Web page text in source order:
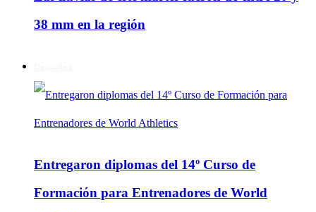
38 mm en la región
Entregaron diplomas del 14º Curso de
Formación para Entrenadores de World